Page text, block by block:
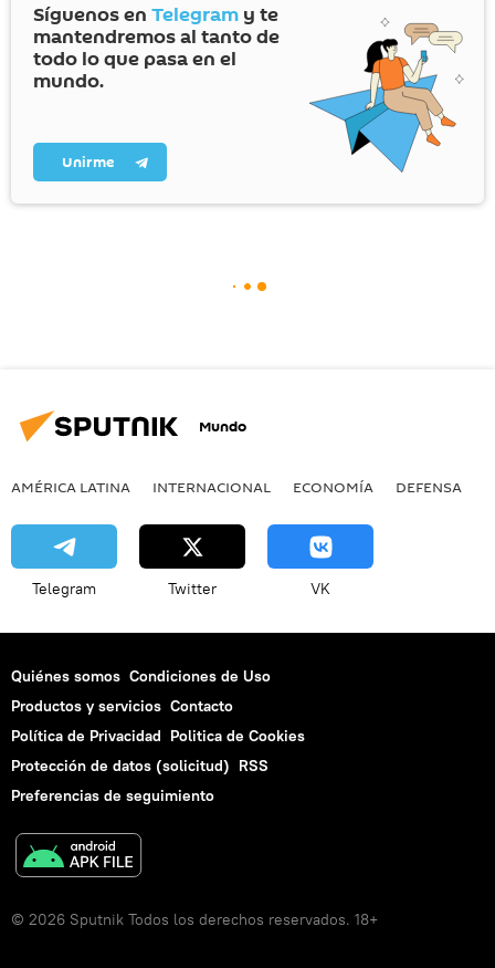
Síguenos en Telegram y te
mantendremos al tanto de
todo lo que pasa en el
mundo.
Unirme
Mundo
AMÉRICA LATINA INTERNACIONAL ECONOMÍA DEFENSA
Telegram Twitter VK
Quiénes somos Condiciones de Uso
Productos y servicios Contacto
Política de Privacidad Politica de Cookies
Protección de datos (solicitud) RSS
Preferencias de seguimiento
© 2026 Sputnik Todos los derechos reservados. 18+